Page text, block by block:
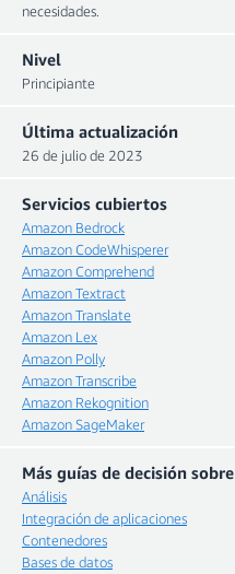
necesidades.
Nivel
Principiante
Última actualización
26 de julio de 2023
Servicios cubiertos
Amazon Bedrock
Amazon CodeWhisperer
Amazon Comprehend
Amazon Textract
Amazon Translate
Amazon Lex
Amazon Polly
Amazon Transcribe
Amazon Rekognition
Amazon SageMaker
Más guías de decisión sobre
Análisis
Integración de aplicaciones
Contenedores
Bases de datos